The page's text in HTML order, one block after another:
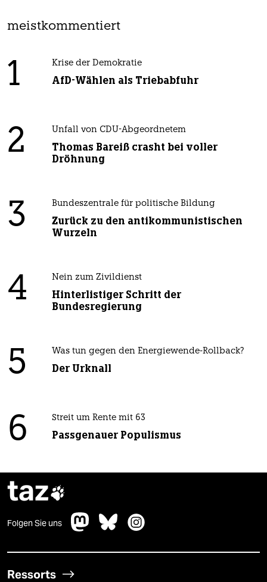
meistkommentiert
1 Krise der Demokratie
AfD-Wählen als Triebabfuhr
2 Unfall von CDU-Abgeordnetem
Thomas Bareiß crasht bei voller
Dröhnung
3 Bundeszentrale für politische Bildung
Zurück zu den antikommunistischen
Wurzeln
4 Nein zum Zivildienst
Hinterlistiger Schritt der
Bundesregierung
5 Was tun gegen den Energiewende-Rollback?
Der Urknall
6 Streit um Rente mit 63
Passgenauer Populismus
taz
Folgen Sie uns
Ressorts